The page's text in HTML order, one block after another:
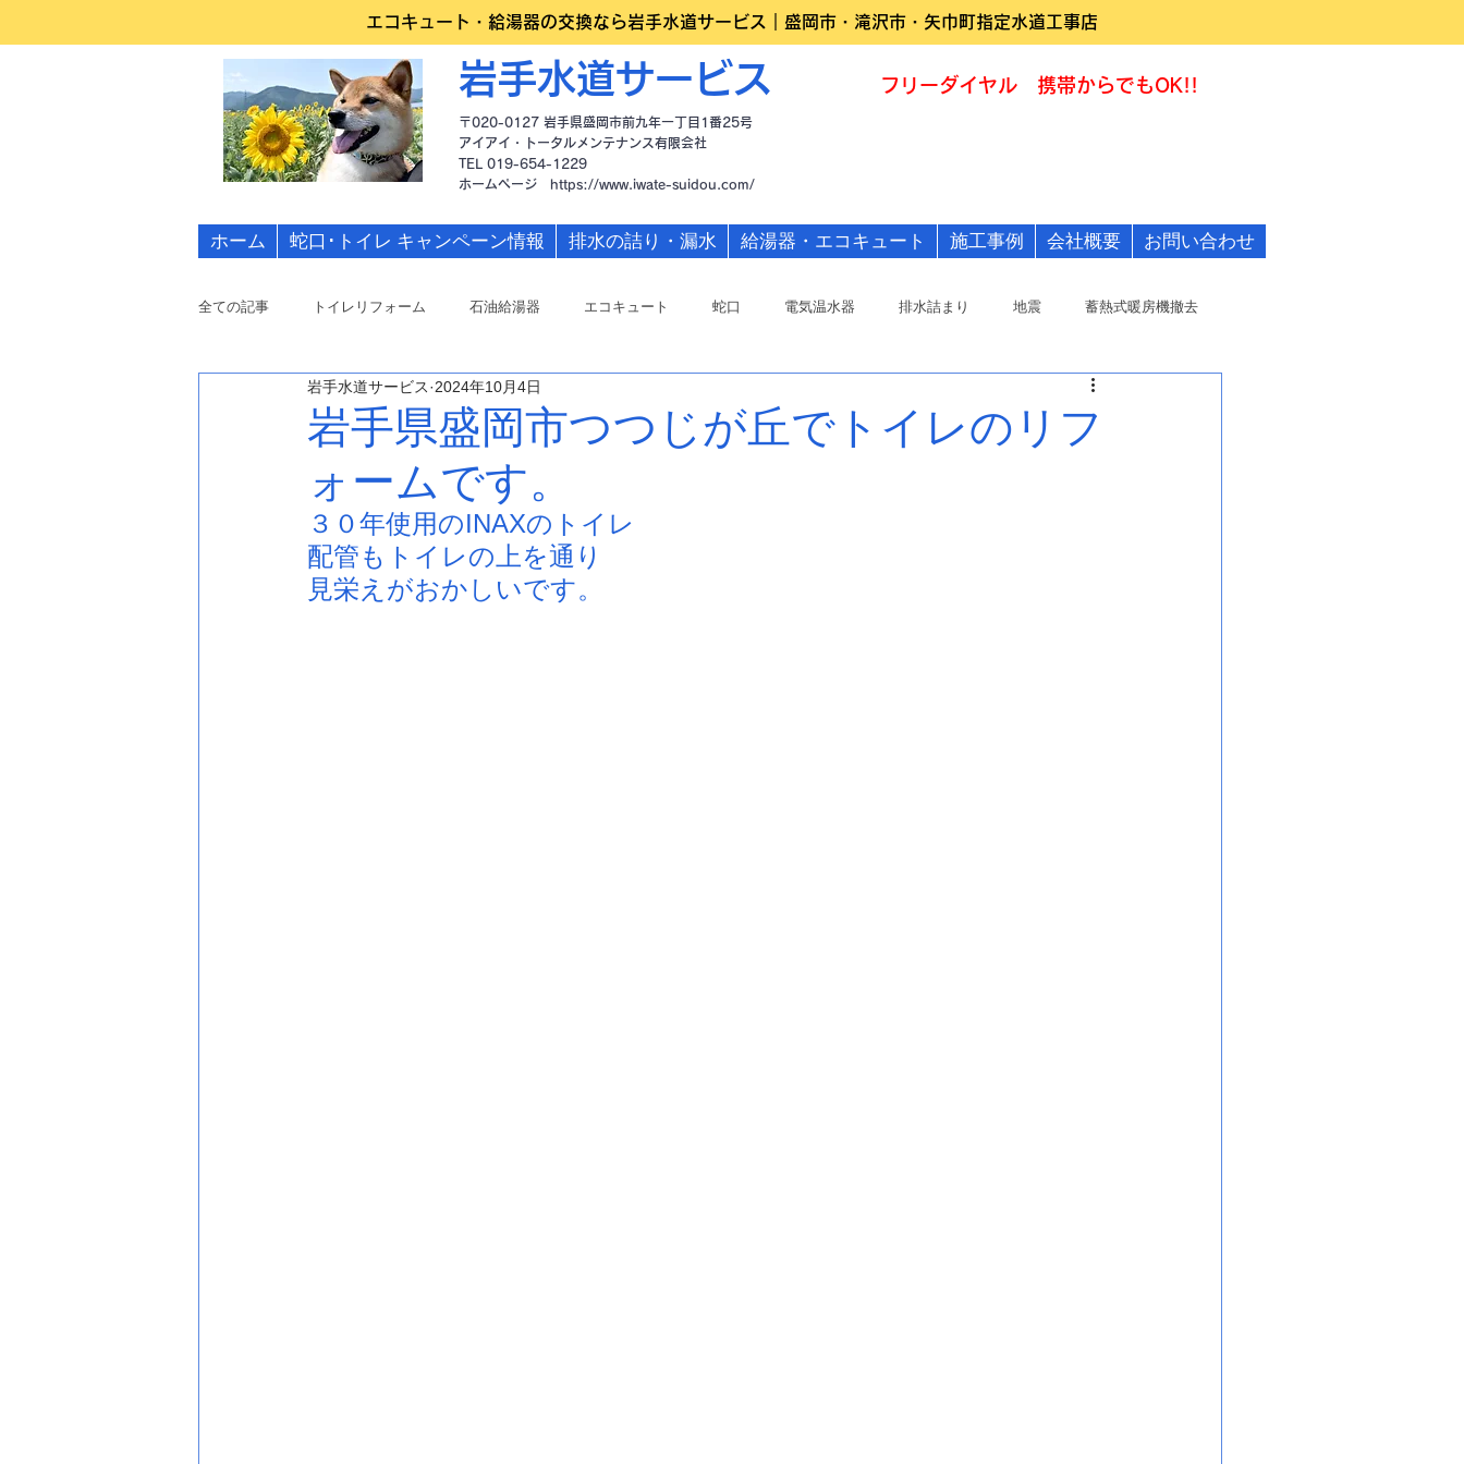
エコキュート・給湯器の交換なら岩手水道サービス｜盛岡市・滝沢市・矢巾町指定水道工事店
岩手水道サービス
〒020-0127 岩手県盛岡市前九年一丁目1番25号
アイアイ・トータルメンテナンス有限会社
TEL 019-654-1229
​ホームページ https://www.iwate-suidou.com/
フリーダイヤル 携帯からでもOK!!
ホーム 蛇口･トイレ キャンペーン情報 排水の詰り・漏水 給湯器・エコキュート 施工事例 会社概要 お問い合わせ
全ての記事 トイレリフォーム 石油給湯器 エコキュート 蛇口 電気温水器 排水詰まり 地震 蓄熱式暖房機撤去
岩手県盛岡市つつじが丘でトイレのリフ
ォームです。
岩手水道サービス 2024年10月4日
３０年使用のINAXのトイレ
配管もトイレの上を通り
見栄えがおかしいです。